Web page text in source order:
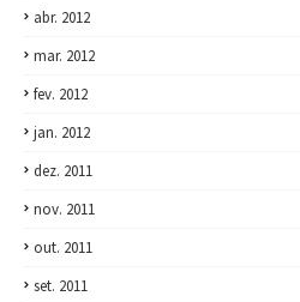
abr. 2012
mar. 2012
fev. 2012
jan. 2012
dez. 2011
nov. 2011
out. 2011
set. 2011